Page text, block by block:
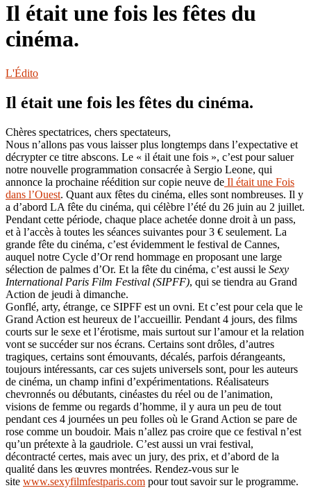
Il était une fois les fêtes du
cinéma.
L'Édito
Il était une fois les fêtes du cinéma.
Chères spectatrices, chers spectateurs,
Nous n’allons pas vous laisser plus longtemps dans l’expectative et
décrypter ce titre abscons. Le « il était une fois », c’est pour saluer
notre nouvelle programmation consacrée à Sergio Leone, qui
annonce la prochaine réédition sur copie neuve de Il était une Fois
dans l’Ouest. Quant aux fêtes du cinéma, elles sont nombreuses. Il y
a d’abord LA fête du cinéma, qui célèbre l’été du 26 juin au 2 juillet.
Pendant cette période, chaque place achetée donne droit à un pass,
et à l’accès à toutes les séances suivantes pour 3 € seulement. La
grande fête du cinéma, c’est évidemment le festival de Cannes,
auquel notre Cycle d’Or rend hommage en proposant une large
sélection de palmes d’Or. Et la fête du cinéma, c’est aussi le Sexy
International Paris Film Festival (SIPFF), qui se tiendra au Grand
Action de jeudi à dimanche.
Gonflé, arty, étrange, ce SIPFF est un ovni. Et c’est pour cela que le
Grand Action est heureux de l’accueillir. Pendant 4 jours, des films
courts sur le sexe et l’érotisme, mais surtout sur l’amour et la relation
vont se succéder sur nos écrans. Certains sont drôles, d’autres
tragiques, certains sont émouvants, décalés, parfois dérangeants,
toujours intéressants, car ces sujets universels sont, pour les auteurs
de cinéma, un champ infini d’expérimentations. Réalisateurs
chevronnés ou débutants, cinéastes du réel ou de l’animation,
visions de femme ou regards d’homme, il y aura un peu de tout
pendant ces 4 journées un peu folles où le Grand Action se pare de
rose comme un boudoir. Mais n’allez pas croire que ce festival n’est
qu’un prétexte à la gaudriole. C’est aussi un vrai festival,
décontracté certes, mais avec un jury, des prix, et d’abord de la
qualité dans les œuvres montrées. Rendez-vous sur le
site www.sexyfilmfestparis.com pour tout savoir sur le programme.